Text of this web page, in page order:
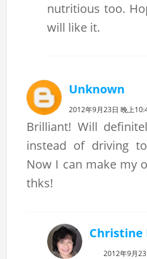
nutritious too.
will like it.
Unknown
2012年9月23日 晚上
Brilliant! Will
instead of driving
Now I can make my
thks!
Christine
2012年9月